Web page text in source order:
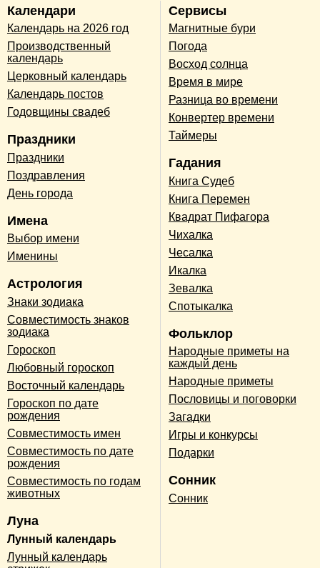
Календари
Календарь на 2026 год
Производственный
календарь
Церковный календарь
Календарь постов
Годовщины свадеб
Праздники
Праздники
Поздравления
День города
Имена
Выбор имени
Именины
Астрология
Знаки зодиака
Совместимость знаков
зодиака
Гороскоп
Любовный гороскоп
Восточный календарь
Гороскоп по дате
рождения
Совместимость имен
Совместимость по дате
рождения
Совместимость по годам
животных
Луна
Лунный календарь
Лунный календарь
Сервисы
Магнитные бури
Погода
Восход солнца
Время в мире
Разница во времени
Конвертер времени
Таймеры
Гадания
Книга Судеб
Книга Перемен
Квадрат Пифагора
Чихалка
Чесалка
Икалка
Зевалка
Спотыкалка
Фольклор
Народные приметы на
каждый день
Народные приметы
Пословицы и поговорки
Загадки
Игры и конкурсы
Подарки
Сонник
Сонник